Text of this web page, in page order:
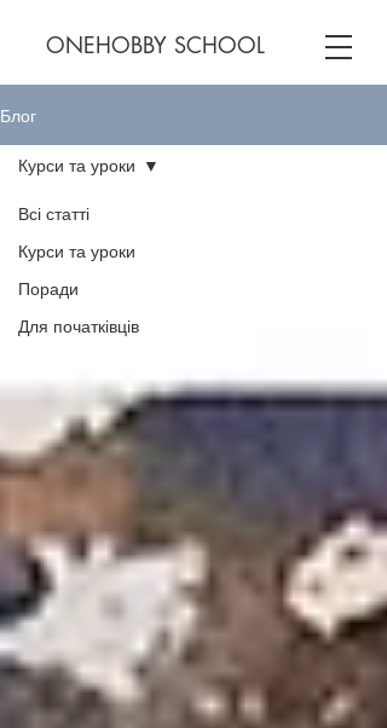
ONEHOBBY SCHOOL
Блог
Всі статті
Курси та уроки
Поради
Для початківців
Курси та уроки